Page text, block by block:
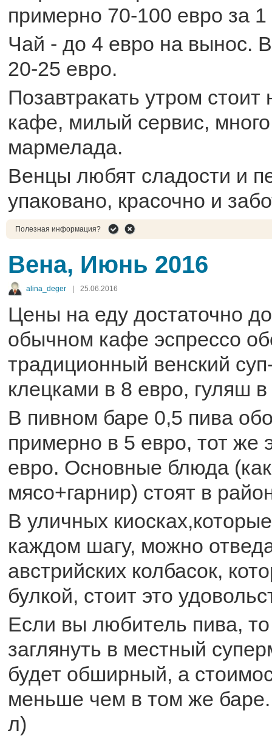
примерно 70-100 евро за 1
Чай - до 4 евро на вынос.
20-25 евро.
Позавтракать утром стоит
кафе, милый сервис,
мармелада.
Венцы любят сладости и
упаковано, красочно и
Полезная информация?
Вена, Июнь 2016
alina_deger 25.06.2016
Цены на еду достаточно
обычном кафе эспрессо
традиционный венский
клецками в 8 евро, гуляш
В пивном баре 0,5 пива
примерно в 5 евро, тот же
евро. Основные блюда
мясо+гарнир) стоят в
В уличных
каждом шагу, можно
австрийских колбасок,
булкой, стоит это
Если вы любитель пива,
заглянуть в местный
будет обширный, а
меньше чем в том же
л)